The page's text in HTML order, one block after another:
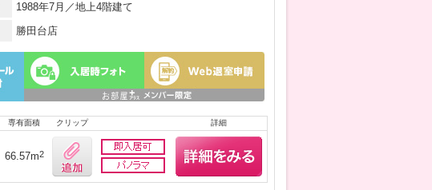
1988年7月／地上4階建て
勝田台店
専有面積 クリップ 詳細
66.57m2